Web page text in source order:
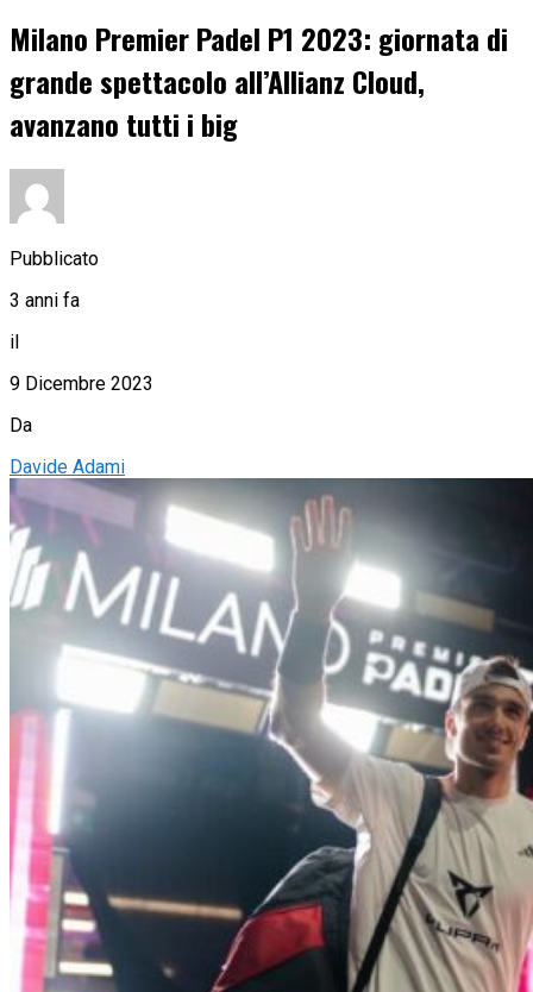
Milano Premier Padel P1 2023: giornata di
grande spettacolo all’Allianz Cloud,
avanzano tutti i big
Pubblicato
3 anni fa
il
9 Dicembre 2023
Da
Davide Adami